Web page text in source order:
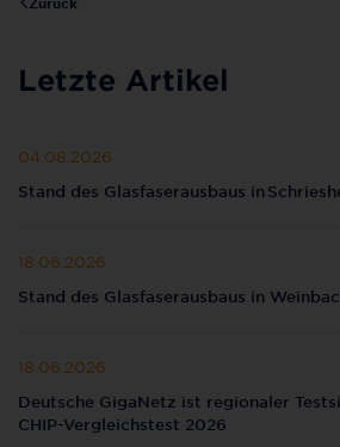
Letzte Artikel
04.08.2026
Stand des Glasfaserausbaus in
18.06.2026
Stand des Glasfaserausbaus in
18.06.2026
Deutsche GigaNetz ist regionaler
CHIP-Vergleichstest 2026